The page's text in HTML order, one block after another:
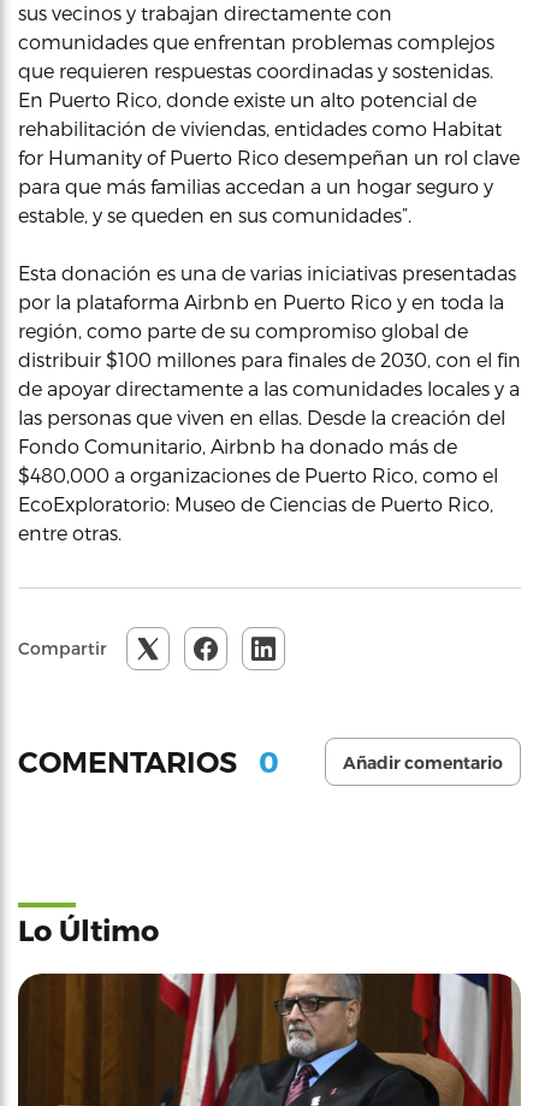
sus vecinos y trabajan directamente con
comunidades que enfrentan problemas complejos
que requieren respuestas coordinadas y sostenidas.
En Puerto Rico, donde existe un alto potencial de
rehabilitación de viviendas, entidades como Habitat
for Humanity of Puerto Rico desempeñan un rol clave
para que más familias accedan a un hogar seguro y
estable, y se queden en sus comunidades”.
Esta donación es una de varias iniciativas presentadas
por la plataforma Airbnb en Puerto Rico y en toda la
región, como parte de su compromiso global de
distribuir $100 millones para finales de 2030, con el fin
de apoyar directamente a las comunidades locales y a
las personas que viven en ellas. Desde la creación del
Fondo Comunitario, Airbnb ha donado más de
$480,000 a organizaciones de Puerto Rico, como el
EcoExploratorio: Museo de Ciencias de Puerto Rico,
entre otras.
Compartir
COMENTARIOS 0 Añadir comentario
Lo Último